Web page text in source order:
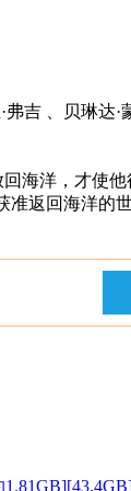
吉 、贝琳达·
海洋，才使他
返回海洋的